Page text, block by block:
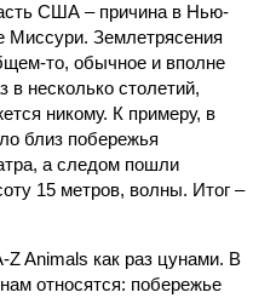
США – причина в Нью-
Землетрясения
то, обычное и вполне
в несколько столетий,
никому. К примеру, в
близ побережья
а следом пошли
15 метров, волны. Итог –
Z Animals как раз цунами. В
относятся: побережье